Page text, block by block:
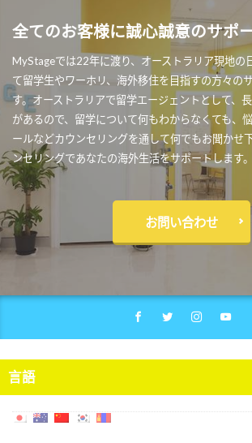
全てのお客様に誠心誠意のサポ
MyStageでは22年に渡り、オーストラリア現地の
て留学生やワーホリ、海外移住を目指すの方々の
す。オーストラリアで留学エージェントとして、
があるので、留学について何もわからなくても、
ールなどカウンセリングを通して何でもお聞かせ
ンセリングであなたの海外生活をサポートします。
お問い合わせ
言語